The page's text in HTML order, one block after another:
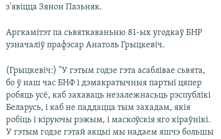
з'явіцца Зянон Пазьняк.
Аргкамітэт па сьвяткаваньню 81-ых угодкаў БНР
узначаліў прафэсар Анатоль Грыцкевіч.
(Грыцкевіч:) "У гэтым годзе гэта асаблівае сьвята,
бо ў наш час БНФ і дэмакратычныя партыі цяпер
робяць усё, каб захаваць незалежнасьць рэспублікі
Беларусь, і каб не паддацца тым захадам, якія
робіць і кіруючы рэжым, і маскоўскія яго кіраўнікі.
У гэтым годзе гэтай акцыі мы надаем яшчэ большы